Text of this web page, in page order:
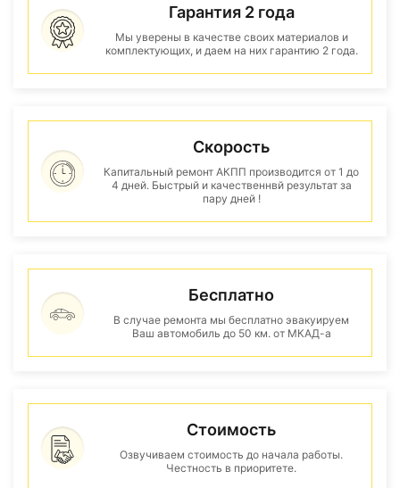
Гарантия 2 года
Мы уверены в качестве своих материалов и
комплектующих, и даем на них гарантию 2 года.
Скорость
Капитальный ремонт АКПП производится от 1 до
4 дней. Быстрый и качественнвй результат за
пару дней !
Бесплатно
В случае ремонта мы бесплатно эвакуируем
Ваш автомобиль до 50 км. от МКАД-а
Стоимость
Озвучиваем стоимость до начала работы.
Честность в приоритете.